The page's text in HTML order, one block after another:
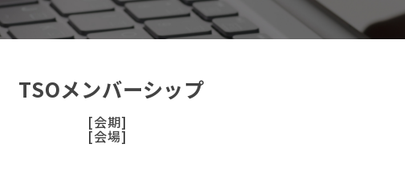
TSOメンバーシップ
[会期]
[会場]